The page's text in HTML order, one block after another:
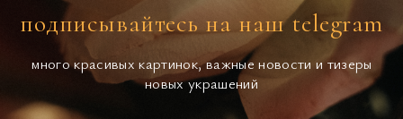
подписывайтесь на наш telegram
много красивых картинок, важные новости и тизеры
новых украшений